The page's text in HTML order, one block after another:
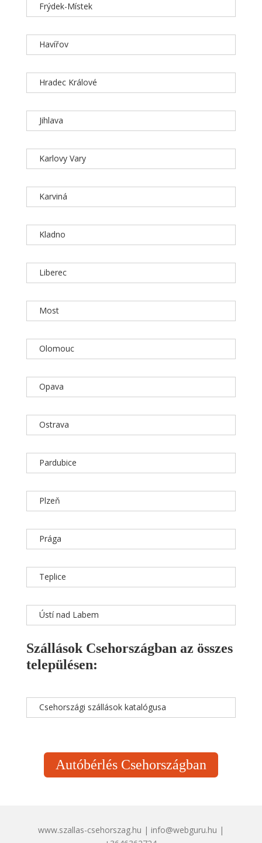
Frýdek-Místek
Havířov
Hradec Králové
Jihlava
Karlovy Vary
Karviná
Kladno
Liberec
Most
Olomouc
Opava
Ostrava
Pardubice
Plzeň
Prága
Teplice
Ústí nad Labem
Szállások Csehországban az összes
településen:
Csehországi szállások katalógusa
Autóbérlés Csehországban
www.szallas-csehorszag.hu | info@webguru.hu |